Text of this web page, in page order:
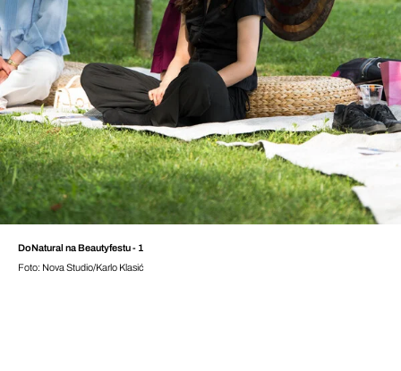
DoNatural na Beautyfestu - 1
Foto: Nova Studio/Karlo Klasić